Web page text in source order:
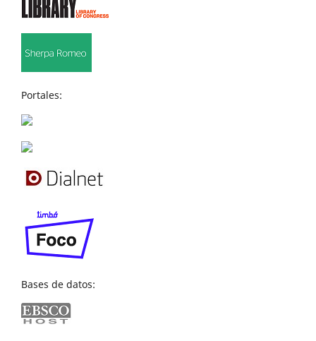
Portales:
Bases de datos: